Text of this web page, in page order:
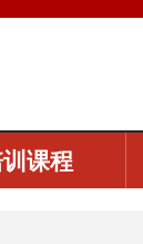
课程